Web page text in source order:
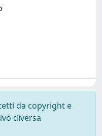
da copyright e
diversa